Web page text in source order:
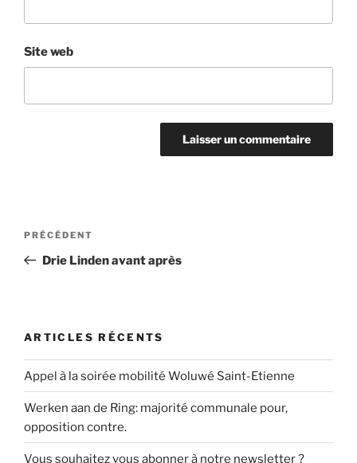
Site web
Navigation
l’article
Article
précédent
PRÉCÉDENT
Drie Linden avant après
ARTICLES RÉCENTS
Appel à la soirée mobilité Woluwé Saint-Etienne
Werken aan de Ring: majorité communale pour,
opposition contre.
Vous souhaitez vous abonner à notre newsletter ?